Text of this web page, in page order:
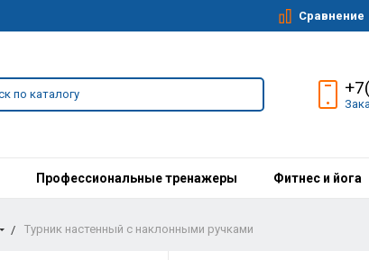
Сравнение
Профессиональные тренажеры Фитнес и йога
Турник настенный с наклонными ручками